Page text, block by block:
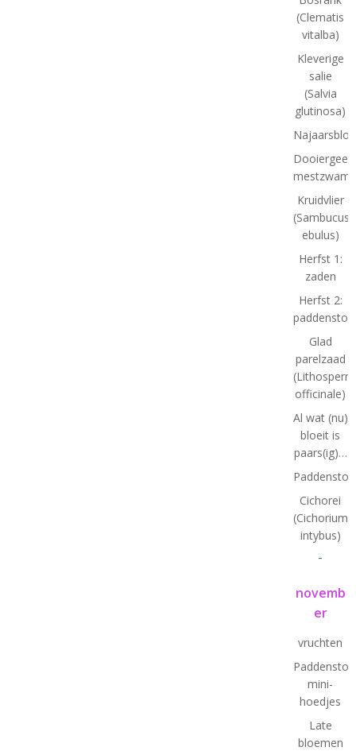
(Clematis
vitalba)
Kleverige
salie
(Salvia
glutinosa)
Dooiergeel
Kruidvlier
(Sambucus
ebulus)
Herfst 1:
zaden
Herfst 2:
Glad
parelzaad
officinale)
Al wat (nu)
bloeit is
paars(ig)…
Cichorei
(Cichorium
intybus)
-
novemb
er
vruchten
mini-
hoedjes
Late
bloemen